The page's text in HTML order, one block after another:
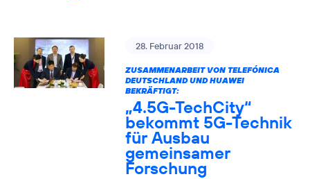
28. Februar 2018
ZUSAMMENARBEIT VON TELEFÓNICA
DEUTSCHLAND UND HUAWEI
BEKRÄFTIGT:
„4.5G-TechCity“
bekommt 5G-Technik
für Ausbau
gemeinsamer
Forschung